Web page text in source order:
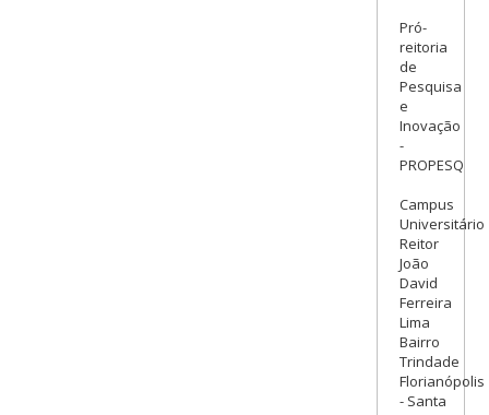
Pró-
reitoria
de
Pesquisa
e
Inovação
-
PROPESQ
Campus
Universitário
Reitor
João
David
Ferreira
Lima
Bairro
Trindade
Florianópolis
- Santa